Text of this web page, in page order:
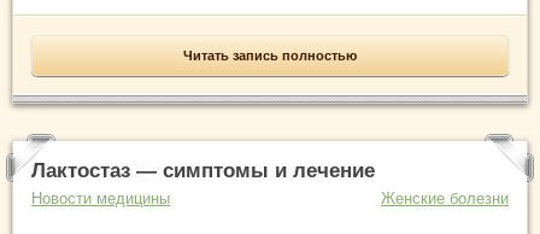
Читать запись полностью
Лактостаз — симптомы и лечение
Новости медицины Женские болезни